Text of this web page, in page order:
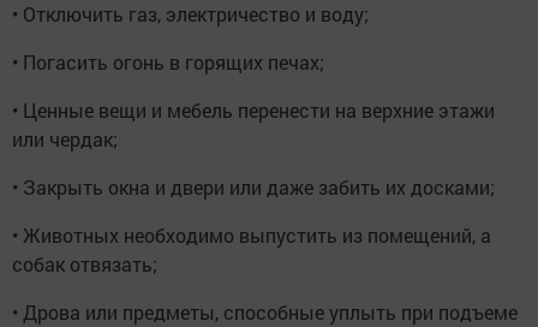
• Отключить газ, электричество и воду;
• Погасить огонь в горящих печах;
• Ценные вещи и мебель перенести на верхние этажи
или чердак;
• Закрыть окна и двери или даже забить их досками;
• Животных необходимо выпустить из помещений, а
собак отвязать;
• Дрова или предметы, способные уплыть при подъеме